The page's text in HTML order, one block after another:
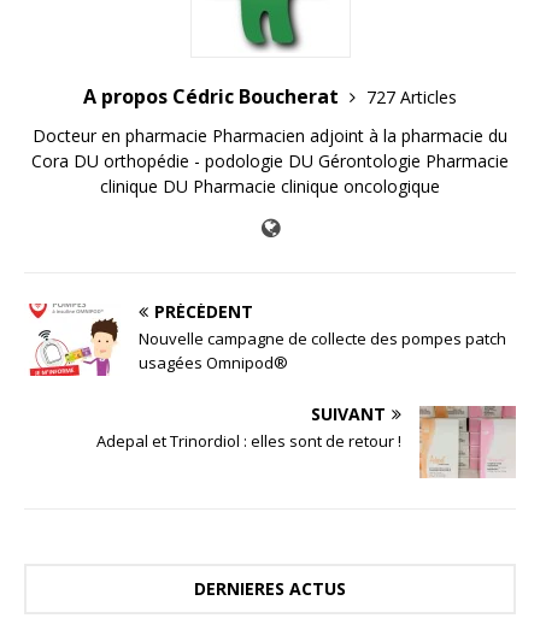
A propos Cédric Boucherat
727 Articles
Docteur en pharmacie Pharmacien adjoint à la pharmacie du
Cora DU orthopédie - podologie DU Gérontologie Pharmacie
clinique DU Pharmacie clinique oncologique
PRÉCÉDENT
Nouvelle campagne de collecte des pompes patch
usagées Omnipod®
SUIVANT
Adepal et Trinordiol : elles sont de retour !
DERNIERES ACTUS